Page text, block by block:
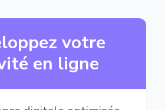
votre
en ligne